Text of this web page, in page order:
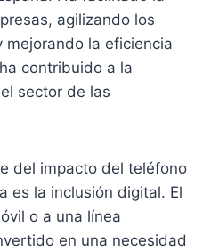
agilizando los
mejorando la eficiencia
contribuido a la
sector de las
del impacto del teléfono
es la inclusión digital. El
o a una línea
en una necesidad